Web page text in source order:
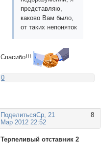
представляю,
каково Вам было,
от таких непоняток
Спасибо!!!
0
Поделиться 8
Ср, 21
Мар 2012 22:52
Терпеливый отставник 2